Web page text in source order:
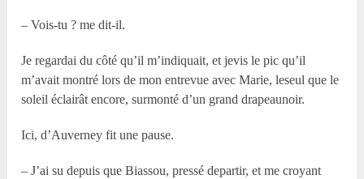
– Vois-tu ? me dit-il.
Je regardai du côté qu’il m’indiquait, et jevis le pic qu’il
m’avait montré lors de mon entrevue avec Marie, leseul que le
soleil éclairât encore, surmonté d’un grand drapeaunoir.
Ici, d’Auverney fit une pause.
– J’ai su depuis que Biassou, pressé departir, et me croyant